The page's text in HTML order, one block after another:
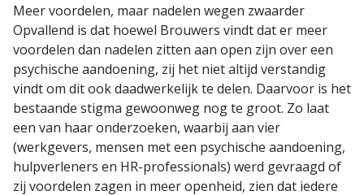
Meer voordelen, maar nadelen wegen zwaarder
Opvallend is dat hoewel Brouwers vindt dat er meer
voordelen dan nadelen zitten aan open zijn over een
psychische aandoening, zij het niet altijd verstandig
vindt om dit ook daadwerkelijk te delen. Daarvoor is het
bestaande stigma gewoonweg nog te groot. Zo laat
een van haar onderzoeken, waarbij aan vier
(werkgevers, mensen met een psychische aandoening,
hulpverleners en HR-professionals) werd gevraagd of
zij voordelen zagen in meer openheid, zien dat iedere